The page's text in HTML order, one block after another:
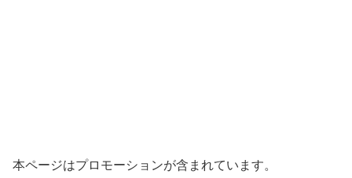
本ページはプロモーションが含まれています。